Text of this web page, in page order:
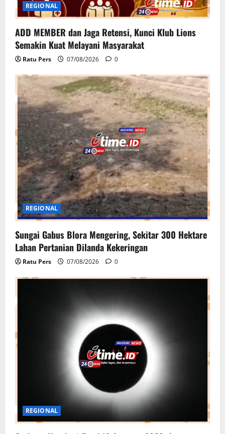
REGIONAL
ADD MEMBER dan Jaga Retensi, Kunci Klub Lions
Semakin Kuat Melayani Masyarakat
Ratu Pers 07/08/2026 0
REGIONAL
Sungai Gabus Blora Mengering, Sekitar 300 Hektare
Lahan Pertanian Dilanda Kekeringan
Ratu Pers 07/08/2026 0
REGIONAL